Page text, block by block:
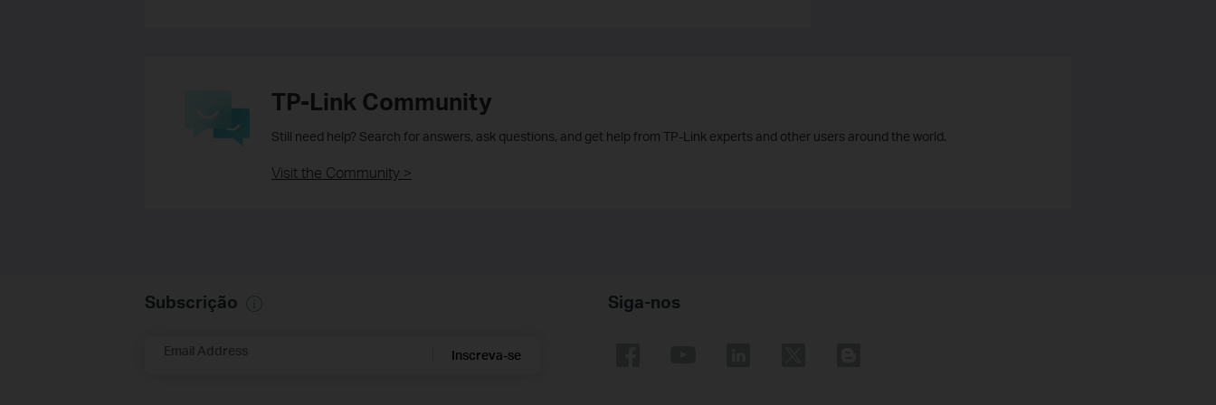
TP-Link Community
Still need help? Search for answers, ask questions, and get help from TP-Link experts and other users around the world.
Visit the Community >
Subscrição
Email Address Inscreva-se
Siga-nos